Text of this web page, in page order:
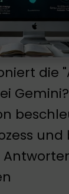
die
Gemini?
und